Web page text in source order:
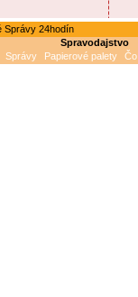
Správy 24hodín
Spravodajstvo
Správy Papierové palety